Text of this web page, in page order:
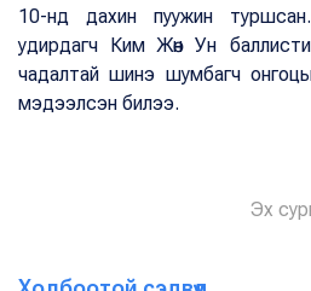
10-нд дахин пуужин
удирдагч Ким Жөн Ун
чадалтай шинэ шумбагч
мэдээлсэн билээ.
Эх